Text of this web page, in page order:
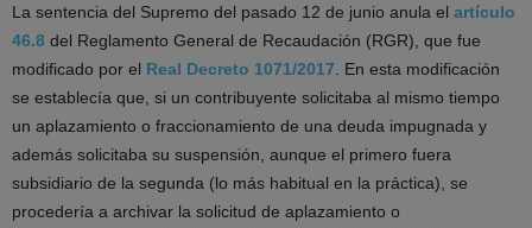
La sentencia del Supremo del pasado 12 de junio anula el artículo
46.8 del Reglamento General de Recaudación (RGR), que fue
modificado por el Real Decreto 1071/2017 . En esta modificación
se establecía que, si un contribuyente solicitaba al mismo tiempo
un aplazamiento o fraccionamiento de una deuda impugnada y
además solicitaba su suspensión, aunque el primero fuera
subsidiario de la segunda (lo más habitual en la práctica), se
procedería a archivar la solicitud de aplazamiento o